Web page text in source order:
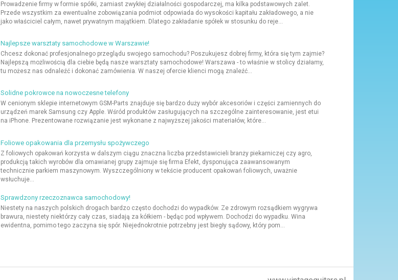
Prowadzenie firmy w formie spółki, zamiast zwykłej działalności gospodarczej, ma kilka podstawowych zalet.
Przede wszystkim za ewentualne zobowiązania podmiot odpowiada do wysokości kapitału zakładowego, a nie
jako właściciel całym, nawet prywatnym majątkiem. Dlatego zakładanie spółek w stosunku do reje...
Najlepsze warsztaty samochodowe w Warszawie!
Chcesz dokonać profesjonalnego przeglądu swojego samochodu? Poszukujesz dobrej firmy, która się tym zajmie?
Najlepszą możliwością dla ciebie będą nasze warsztaty samochodowe! Warszawa - to właśnie w stolicy działamy,
tu możesz nas odnaleźć i dokonać zamówienia. W naszej ofercie klienci mogą znaleźć...
Solidne pokrowce na nowoczesne telefony
W cenionym sklepie internetowym GSM-Parts znajduje się bardzo duży wybór akcesoriów i części zamiennych do
urządzeń marek Samsung czy Apple. Wśród produktów zasługujących na szczególne zainteresowanie, jest etui
na iPhone. Prezentowane rozwiązanie jest wykonane z najwyższej jakości materiałów, które...
Foliowe opakowania dla przemysłu spożywczego
Z foliowych opakowań korzysta w dalszym ciągu znaczna liczba przedstawicieli branży piekarniczej czy agro,
produkcją takich wyrobów dla omawianej grupy zajmuje się firma Efekt, dysponująca zaawansowanym
technicznie parkiem maszynowym. Wyszczególniony w tekście producent opakowań foliowych, uważnie
wsłuchuje...
Sprawdzony rzeczoznawca samochodowy!
Niestety na naszych polskich drogach bardzo często dochodzi do wypadków. Ze zdrowym rozsądkiem wygrywa
brawura, niestety niektórzy cały czas, siadają za kółkiem - będąc pod wpływem. Dochodzi do wypadku. Wina
ewidentna, pomimo tego zaczyna się spór. Niejednokrotnie potrzebny jest biegły sądowy, który pom...